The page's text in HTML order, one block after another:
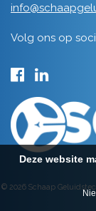
Volg ons op
© 2026 Schaap
Deze website